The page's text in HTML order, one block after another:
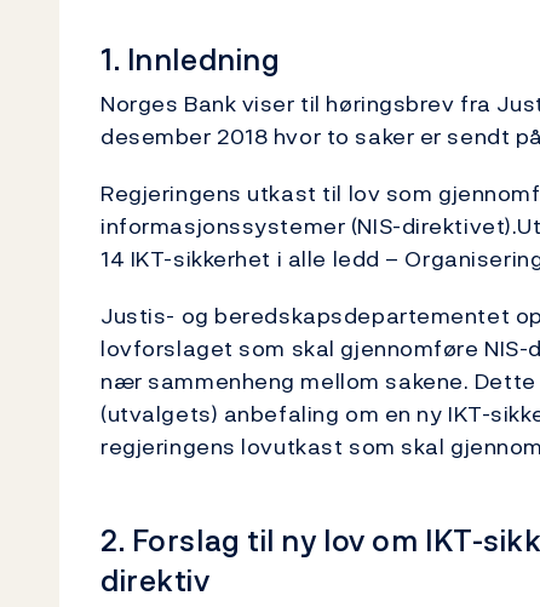
1. Innledning
Norges Bank viser til høringsbrev fra
desember 2018 hvor to saker er sendt
Regjeringens utkast til lov som
informasjonssystemer (NIS-
14 IKT-sikkerhet i alle ledd –
Justis- og beredskapsdepartementet
lovforslaget som skal gjennomføre
nær sammenheng mellom sakene.
(utvalgets) anbefaling om en ny IKT-
regjeringens lovutkast som skal
2. Forslag til ny lov om IKT-
direktiv